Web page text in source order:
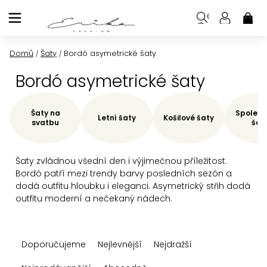
na
Domů / Šaty / Bordó asymetrické šaty
Bordó asymetrické šaty
Šaty zvládnou všední den i výjimečnou příležitost.
Bordó patří mezi trendy barvy posledních sezón a
dodá outfitu hloubku i eleganci. Asymetrický střih dodá
outfitu moderní a nečekaný nádech.
Šaty na
svatbu
Letní šaty Košilové šaty
aDoporučujeme Nejlevnější
Nejdražší